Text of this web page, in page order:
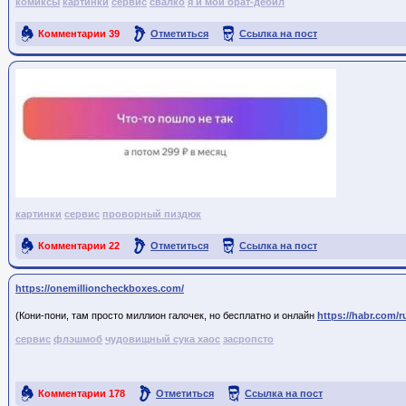
Комментарии 39 Отметиться Ссылка на пост
картинки сервис проворный пиздюк
Комментарии 22 Отметиться Ссылка на пост
https://onemillioncheckboxes.com/
(Кони-пони, там просто миллион галочек, но бесплатно и онлайн https://habr.com/
сервис флэшмоб чудовищный сука хаос засропсто
Комментарии 178 Отметиться Ссылка на пост